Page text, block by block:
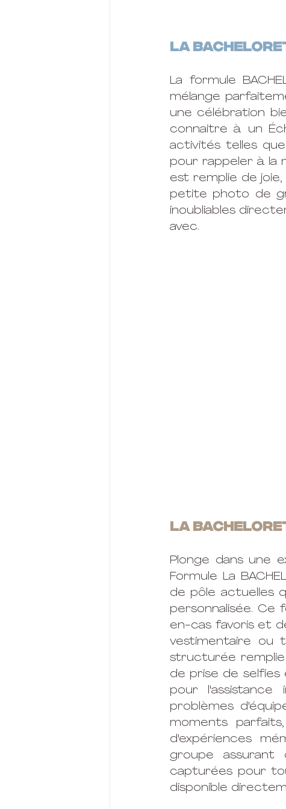
LA
La formule
mélange
une célébration
connaitre à un
activités telles
pour rappeler à la
est remplie de
petite photo de
inoubliables
avec.
LA
Plonge dans une
Formule La
de pôle actuelles
personnalisée.
en-cas favoris et
vestimentaire ou
structurée
de prise de
pour
problèmes
moments
d'expériences
groupe
capturées pour
disponible